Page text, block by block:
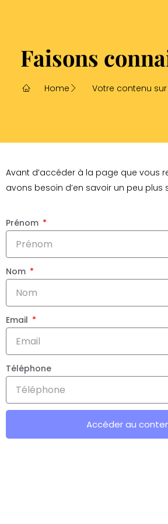
Faisons
Home Votre contenu
Avant d’accéder à la page que vous
avons besoin d’en savoir un peu plus
Prénom
Nom
Email
Téléphone
Accéder au